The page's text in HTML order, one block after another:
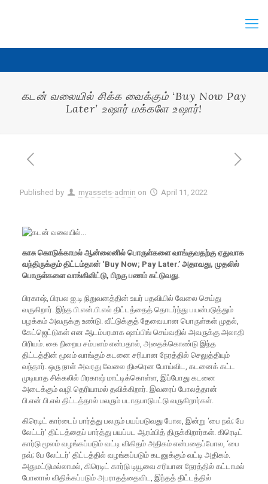
கடன் வலையில் சிக்க வைக்கும் ‘Buy Now Pay
Later’ உஷார் மக்களே உஷார்!
Published by myassets-admin on April 11, 2022
காசு கொடுக்காமல் ஆன்லைனில் பொருள்களை வாங்குவதற்கு ஏதுவாக
வந்திருக்கும் திட்டம்தான் ‘Buy Now; Pay Later.’ அதாவது, முதலில்
பொருள்களை வாங்கிவிட்டு, பிறகு பணம் கட்டுவது.
பிரகாஷ், பிரபல ஐ.டி நிறுவனத்தின் உயர் பதவியில் வேலை செய்து
வருகிறார். இந்த பி.என்.பி.எல் திட்டத்தைத் தொடர்ந்து பயன்படுத்தும்
பழக்கம் அவருக்கு உண்டு. வீட்டுக்குத் தேவையான பொருள்கள் முதல்,
கேட்ஜெட்டுகள் என ஆடம்பரமாக ஷாப்பிங் செய்வதில் அவருக்கு அலாதி
பிரியம். கை நிறைய சம்பளம் என்பதால், அதைக்கொண்டு இந்த
திட்டத்தின் மூலம் வாங்கும் கடனை சரியான நேரத்தில் செலுத்தியும்
வந்தார். ஒரு நாள் அவரது வேலை திடீரென போய்விட, கடனைக் கட்ட
முடியாத சிக்கலில் பிரகாஷ் மாட்டிக்கொள்ள, இப்போது கடனை
அடைக்கும் வழி தெரியாமல் தவிக்கிறார். இவரைப் போலத்தான்
பி.என்.பி.எல் திட்டத்தால் பலரும் படாதபாடுபட்டு வருகிறார்கள்.
கிரெடிட் கார்டைப் பார்த்து பலரும் பயப்படுவது போல, இன்று ‘பை நவ்; பே
லேட்டர்’ திட்டத்தைப் பார்த்து பயப்பட ஆரம்பித் திருக்கிறார்கள். கிரெடிட்
கார்டு மூலம் வழங்கப்படும் வட்டி விகிதம் அதிகம் என்பதைப்போல, ‘பை
நவ்; பே லேட்டர்’ திட்டத்தில் வழங்கப்படும் கடனுக்கும் வட்டி அதிகம்.
அதுமட்டுமல்லாமல், கிரெடிட் கார்டு டியூவை சரியான நேரத்தில் கட்டாமல்
போனால் விதிக்கப்படும் அபராதத்தைவிட, இந்தத் திட்டத்தில்